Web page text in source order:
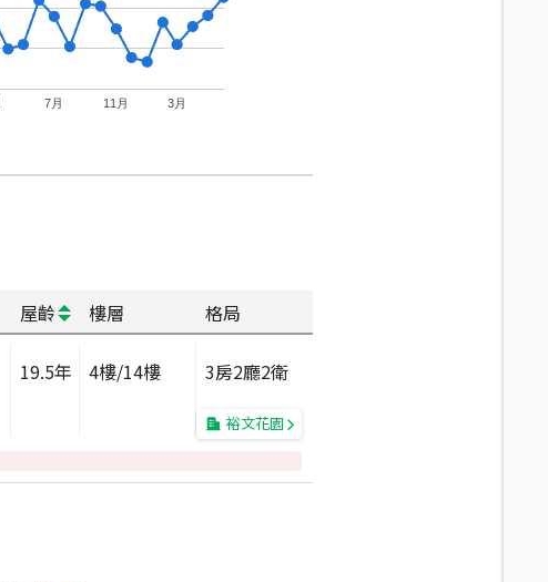
7月 11月 3月
屋齡 樓層 格局
19.5年 4樓/14樓 3房2廳2衛
裕文花園